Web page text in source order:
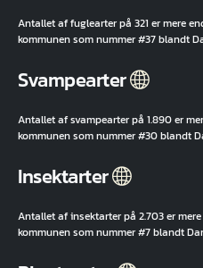
Antallet af fuglearter på 321 er mere
kommunen som nummer #37 blandt
Svampearter
Antallet af svampearter på 1.890 er
kommunen som nummer #30 blandt
Insektarter
Antallet af insektarter på 2.703 er
kommunen som nummer #7 blandt